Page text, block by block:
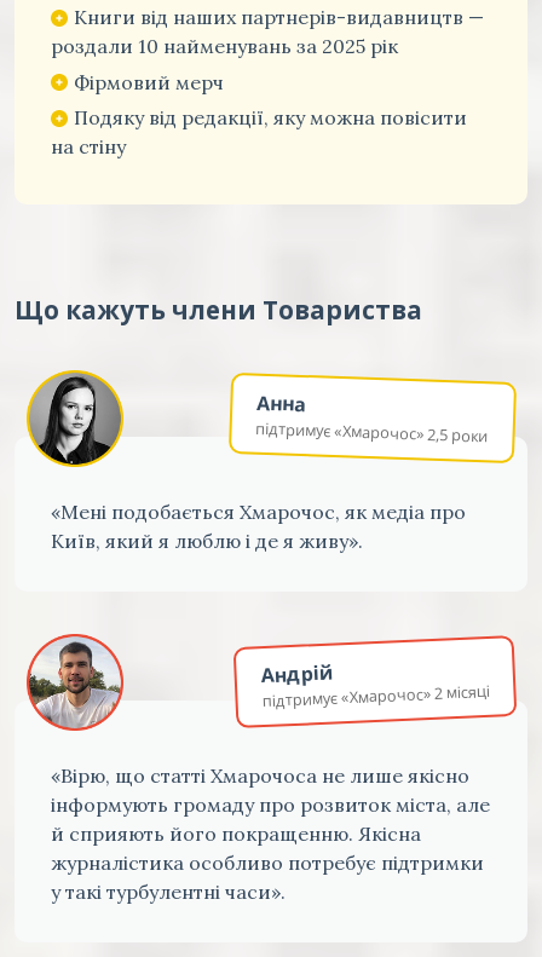
Книги від наших партнерів-видавництв —
роздали 10 найменувань за 2025 рік
Фірмовий мерч
Подяку від редакції, яку можна повісити
на стіну
Що кажуть члени Товариства
Анна
підтримує «Хмарочос» 2,5 роки
«Мені подобається Хмарочос, як медіа про
Київ, який я люблю і де я живу».
Андрій
підтримує «Хмарочос» 2 місяці
«Вірю, що статті Хмарочоса не лише якісно
інформують громаду про розвиток міста, але
й сприяють його покращенню. Якісна
журналістика особливо потребує підтримки
у такі турбулентні часи».